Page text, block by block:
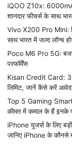
iQOO Z10x:
शानदार फीचर्स के साथ
Vivo X200 Pro Mini:
साथ भारत में जल्द लॉन्च
Poco M6 Pro 5G: बजट
परफॉर्मेंस
Kisan Credit Card: 3
लिमिट, जानें कैसे करें
Top 5 Gaming
कीमत में कमाल के हैं इनके
iPhone यूजर्स के लिए
जानिए iPhone के कौनसे